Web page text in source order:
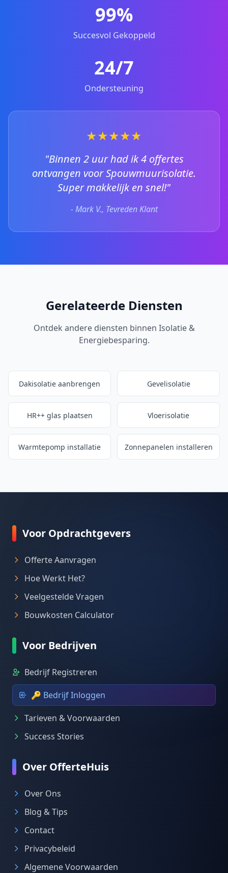
99%
Succesvol Gekoppeld
24/7
Ondersteuning
★★★★★
"Binnen 2 uur had ik 4 offertes
ontvangen voor Spouwmuurisolatie.
Super makkelijk en snel!"
- Mark V., Tevreden Klant
Gerelateerde Diensten
Ontdek andere diensten binnen Isolatie &
Energiebesparing.
Dakisolatie aanbrengen Gevelisolatie
HR++ glas plaatsen Vloerisolatie
Warmtepomp installatie Zonnepanelen installeren
Voor Opdrachtgevers
Offerte Aanvragen
Hoe Werkt Het?
Veelgestelde Vragen
Bouwkosten Calculator
Voor Bedrijven
Bedrijf Registreren
🔑 Bedrijf Inloggen
Tarieven & Voorwaarden
Success Stories
Over OfferteHuis
Over Ons
Blog & Tips
Contact
Privacybeleid
Algemene Voorwaarden